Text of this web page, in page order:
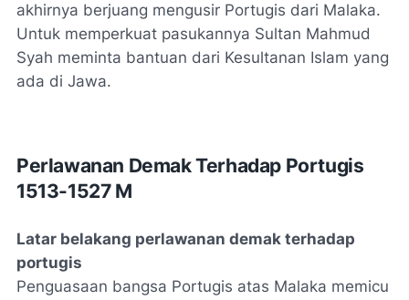
akhirnya berjuang mengusir Portugis dari Malaka.
Untuk memperkuat pasukannya Sultan Mahmud
Syah meminta bantuan dari Kesultanan Islam yang
ada di Jawa.
Perlawanan Demak Terhadap Portugis
1513-1527 M
Latar belakang perlawanan demak terhadap
portugis
Penguasaan bangsa Portugis atas Malaka memicu